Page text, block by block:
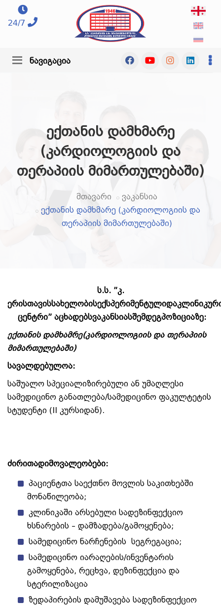
24/7
ნავიგაცია
ექთანის დამხმარე
(კარდიოლოგიის და
თერაპიის მიმართულებაში)
მთავარი
ვაკანსია
ექთანის დამხმარე (კარდიოლოგიის და
თერაპიის მიმართულებაში)
ს.ს. ”კ.
ერისთავისსახელობისექსპერიმენტულიდა
ცენტრი” აცხადებსვაკანსიასშემდეგპოზიციაზე:
ექთანის დამხამრე(კარდიოლოგიის და თერაპიის
მიმართულებაში)
სავალდებულოა:
საშუალო სპეციალიზირებული ან უმაღლესი
სამედიცინო განათლება/სამედიცინო ფაკულტეტის
სტუდენტი (II კურსიდან).
ძირითადიმოვალეობები:
პაციენტთა საექთნო მოვლის საკითხებში
მონაწილეობა;
კლინიკაში არსებული სადეზინფექციო
ხსნარების – დამზადება/გამოყენება;
სამედიცინო ნარჩენების სეგრეგაცია;
სამედიცინო იარაღების/ინვენტარის
გამოყენება, რეცხვა, დეზინფექცია და
სტერილიზაცია
ზედაპირების დამუშავება სადეზინფექციო